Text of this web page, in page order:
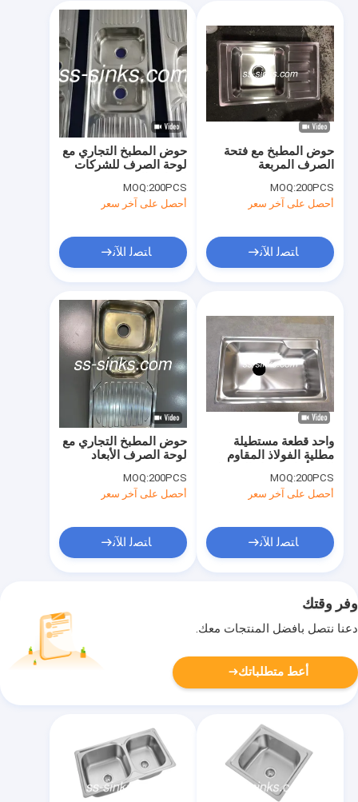
حوض المطبخ التجاري مع
لوحة الصرف للشركات
MOQ:200PCS
أحصل على آخر سعر
ﺎﺘﺼﻟ ﺍﻶﻧ
حوض المطبخ مع فتحة
الصرف المربعة
MOQ:200PCS
أحصل على آخر سعر
ﺎﺘﺼﻟ ﺍﻶﻧ
حوض المطبخ التجاري مع
لوحة الصرف الأبعاد
الصرف الخلفي
MOQ:200PCS
أحصل على آخر سعر
ﺎﺘﺼﻟ ﺍﻶﻧ
واحد قطعة مستطيلة
مطلية الفولاذ المقاوم
MOQ:200PCS
أحصل على آخر سعر
ﺎﺘﺼﻟ ﺍﻶﻧ
وفر وقتك
دعنا نتصل بأفضل المنتجات معك.
أعط متطلباتك